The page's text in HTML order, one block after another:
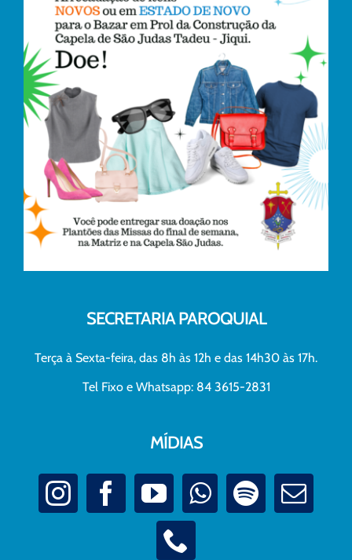
SECRETARIA PAROQUIAL
Terça à Sexta-feira, das 8h às 12h e das 14h30 às 17h.
Tel Fixo e Whatsapp: 84 3615-2831
MÍDIAS